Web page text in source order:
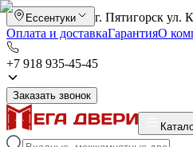
Ессентуки
г. Пятигорск ул.
Оплата и доставкаГарантияО
+7 918 935-45-45
Заказать звонок